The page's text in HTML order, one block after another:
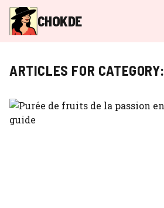
CHOKDE
ARTICLES FOR CATEGORY: